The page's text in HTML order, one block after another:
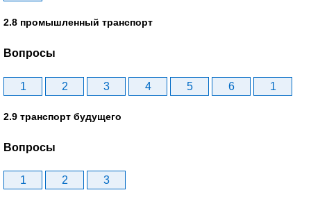
2.8 промышленный транспорт
Вопросы
1 2 3 4 5 6 1
2.9 транспорт будущего
Вопросы
1 2 3